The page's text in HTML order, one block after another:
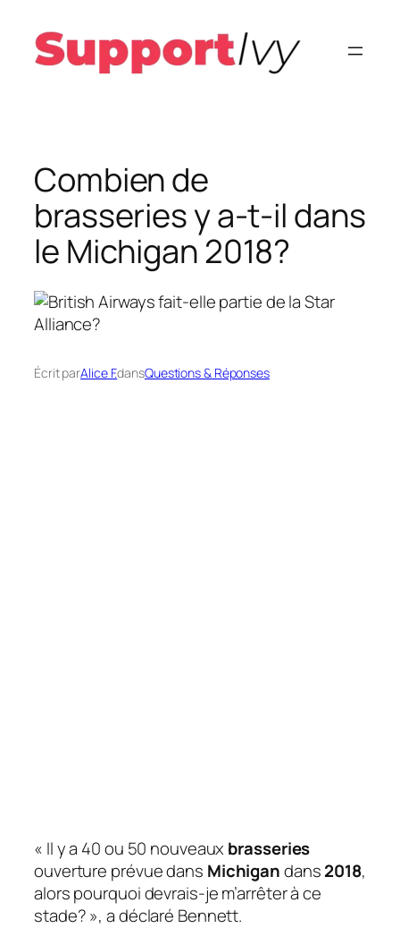
contenu
Combien de
brasseries y a-t-il dans
le Michigan 2018?
Écrit parAlice F.dansQuestions & Réponses
« Il y a 40 ou 50 nouveaux brasseries
ouverture prévue dans Michigandans2018,
alors pourquoi devrais-je m’arrêter à ce
stade? », a déclaré Bennett.